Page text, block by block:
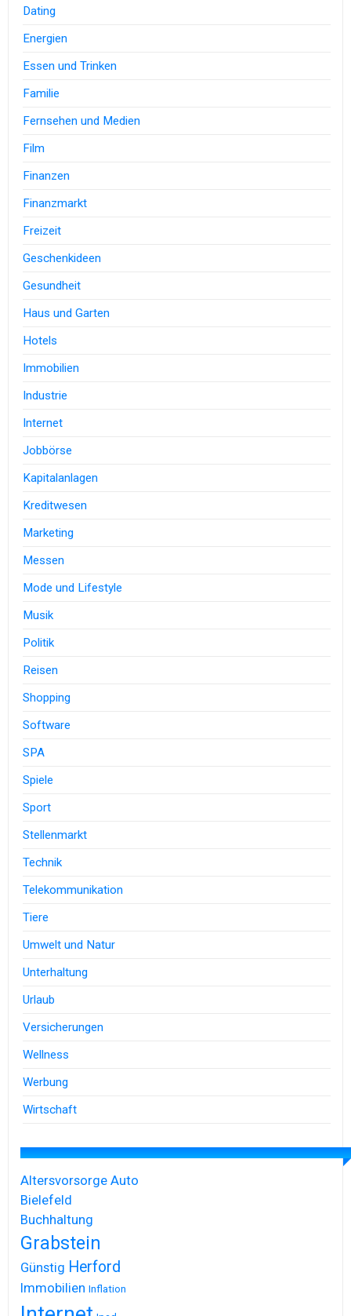
Dating
Energien
Essen und Trinken
Familie
Fernsehen und Medien
Film
Finanzen
Finanzmarkt
Freizeit
Geschenkideen
Gesundheit
Haus und Garten
Hotels
Immobilien
Industrie
Internet
Jobbörse
Kapitalanlagen
Kreditwesen
Marketing
Messen
Mode und Lifestyle
Musik
Politik
Reisen
Shopping
Software
SPA
Spiele
Sport
Stellenmarkt
Technik
Telekommunikation
Tiere
Umwelt und Natur
Unterhaltung
Urlaub
Versicherungen
Wellness
Werbung
Wirtschaft
Altersvorsorge Auto
Bielefeld
Buchhaltung
Grabstein
Günstig Herford
Immobilien Inflation